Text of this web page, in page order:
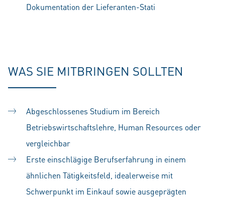
Dokumentation der Lieferanten-Stati
WAS SIE MITBRINGEN SOLLTEN
Abgeschlossenes Studium im Bereich
Betriebswirtschaftslehre, Human Resources oder
vergleichbar
Erste einschlägige Berufserfahrung in einem
ähnlichen Tätigkeitsfeld, idealerweise mit
Schwerpunkt im Einkauf sowie ausgeprägten